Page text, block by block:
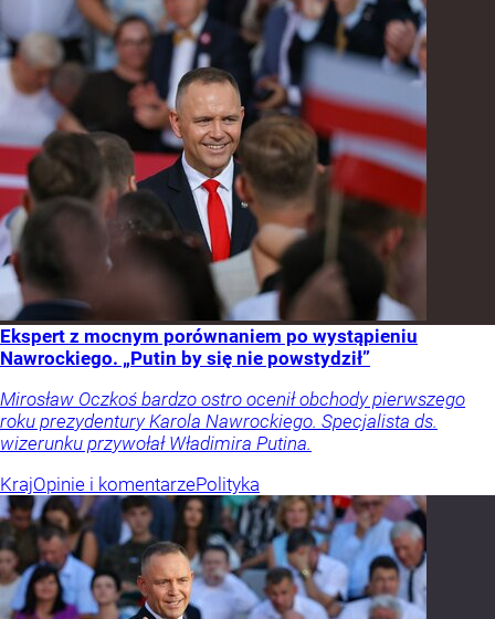
Ekspert z mocnym porównaniem po wystąpieniu
Nawrockiego. „Putin by się nie powstydził”
Mirosław Oczkoś bardzo ostro ocenił obchody pierwszego
roku prezydentury Karola Nawrockiego. Specjalista ds.
wizerunku przywołał Władimira Putina.
KrajOpinie i komentarzePolityka